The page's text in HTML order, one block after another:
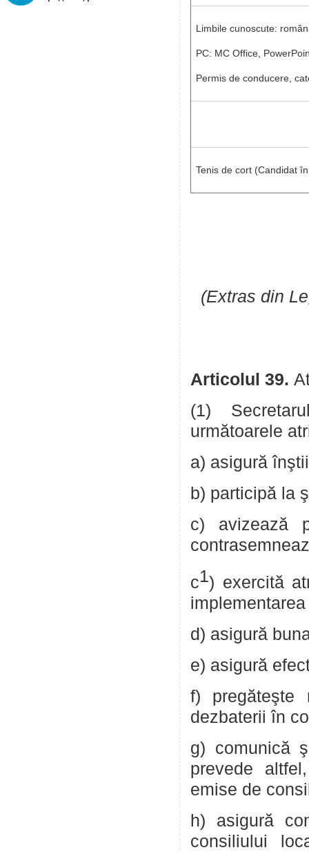
Limbile cunoscute:
PC: MC Office,
Permis de conducere,
Tenis de cort (Candidat
(Extras din
Articolul 39.
(1)
următoarele
a) asigură
b) participă la
c) avizează
c1) exercită
d) asigură
e) asigură
f) pregăteşte
dezbaterii în
g) comunică
prevede
emise de
h) asigură
consiliului